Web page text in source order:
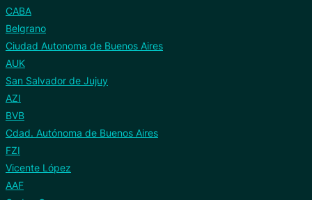
CABA
Belgrano
Ciudad Autonoma de Buenos Aires
AUK
San Salvador de Jujuy
AZI
BVB
Cdad. Autónoma de Buenos Aires
FZI
Vicente López
AAF